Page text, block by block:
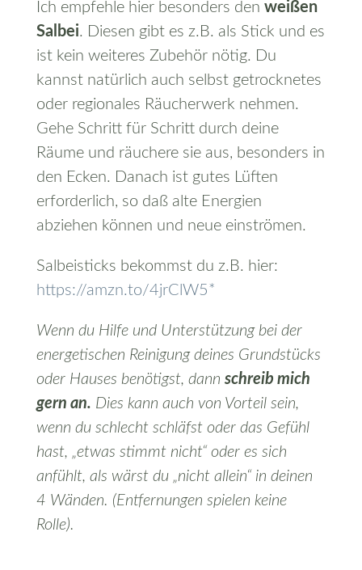
Ich empfehle hier besonders den weißen
Salbei. Diesen gibt es z.B. als Stick und es
ist kein weiteres Zubehör nötig. Du
kannst natürlich auch selbst getrocknetes
oder regionales Räucherwerk nehmen.
Gehe Schritt für Schritt durch deine
Räume und räuchere sie aus, besonders in
den Ecken. Danach ist gutes Lüften
erforderlich, so daß alte Energien
abziehen können und neue einströmen.
Salbeisticks bekommst du z.B. hier:
https://amzn.to/4jrClW5*
Wenn du Hilfe und Unterstützung bei der
energetischen Reinigung deines Grundstücks
oder Hauses benötigst, dann schreib mich
gern an. Dies kann auch von Vorteil sein,
wenn du schlecht schläfst oder das Gefühl
hast, „etwas stimmt nicht“ oder es sich
anfühlt, als wärst du „nicht allein“ in deinen
4 Wänden. (Entfernungen spielen keine
Rolle).